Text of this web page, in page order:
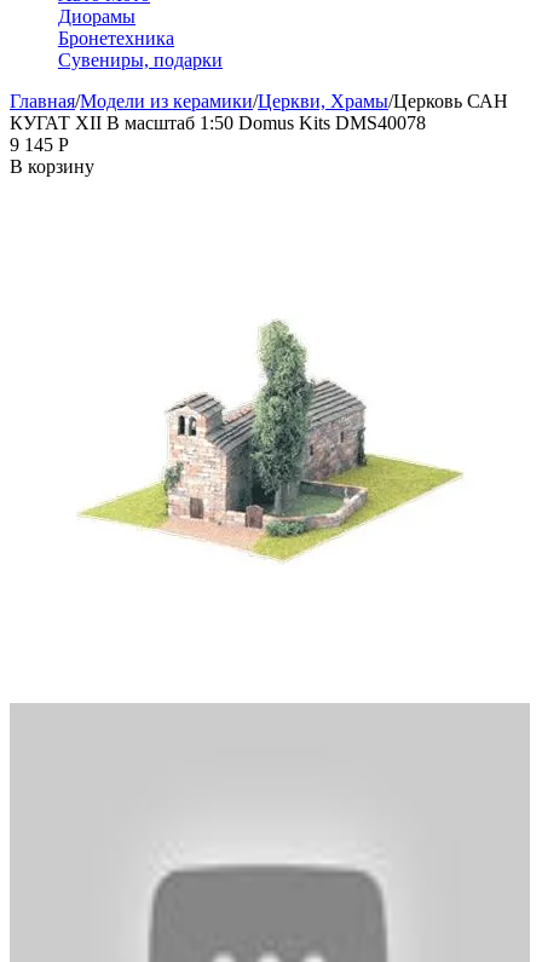
Диорамы
Бронетехника
Сувениры, подарки
Главная/Модели из керамики/Церкви, Храмы/Церковь САН
КУГАТ XII В масштаб 1:50 Domus Kits DMS40078
9 145 Р
В корзину